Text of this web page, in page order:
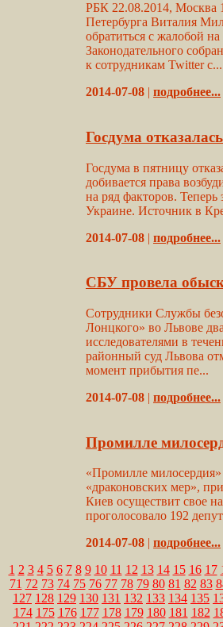
РБК 22.08.2014, Москва
Петербурга Виталия
обратиться с жалобой
Законодательного
к сотрудникам Twitter с...
2014-07-08 | подробнее...
Госдума
Госдума в пятницу
добивается права
на ряд факторов.
Украине. Источник в
2014-07-08 | подробнее...
СБУ провела
Сотрудники Службы
Лонцкого» во Львове
исследователями в
районный суд Львова
момент прибытия пе...
2014-07-08 | подробнее...
Промилле
«Промилле
«драконовских мер»,
Киев осуществит свое
проголосовало 192
2014-07-08 | подробнее...
1 2 3 4 5 6 7 8 9 10 11 12 13 14 15 16 17
71 72 73 74 75 76 77 78 79 80 81 82 83
127 128 129 130 131 132 133 134 135
174 175 176 177 178 179 180 181 182